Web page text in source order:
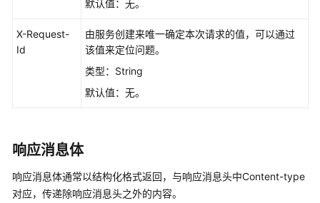
证
鉴
默认值：无。
X-Request-
Id
由服务创建来唯一确定本次请求的值，可以通过
该值来定位问题。
类型：String
默认值：无。
响应消息体
响应消息体通常以结构化格式返回，与响应消息头中Content-type
对应，传递除响应消息头之外的内容。